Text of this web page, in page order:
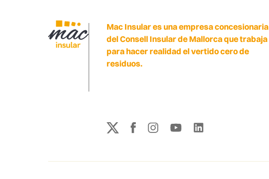
Mac Insular es una empresa concesionaria
del Consell Insular de Mallorca que trabaja
para hacer realidad el vertido cero de
residuos.